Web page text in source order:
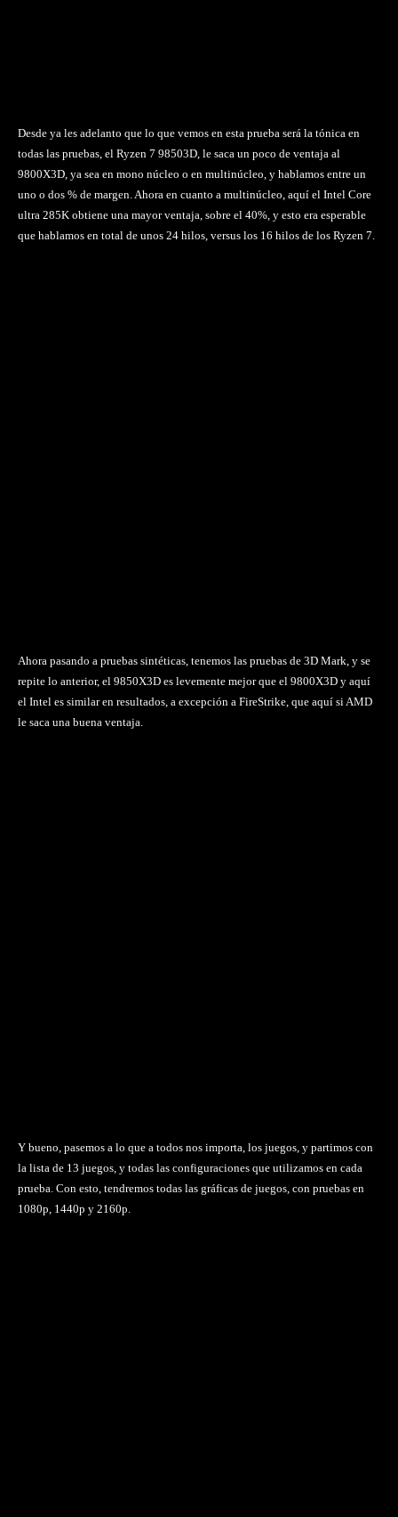
Desde ya les adelanto que lo que vemos en esta prueba será la tónica en
todas las pruebas, el Ryzen 7 98503D, le saca un poco de ventaja al
9800X3D, ya sea en mono núcleo o en multinúcleo, y hablamos entre un
uno o dos % de margen. Ahora en cuanto a multinúcleo, aquí el Intel Core
ultra 285K obtiene una mayor ventaja, sobre el 40%, y esto era esperable
que hablamos en total de unos 24 hilos, versus los 16 hilos de los Ryzen 7.
Ahora pasando a pruebas sintéticas, tenemos las pruebas de 3D Mark, y se
repite lo anterior, el 9850X3D es levemente mejor que el 9800X3D y aquí
el Intel es similar en resultados, a excepción a FireStrike, que aquí si AMD
le saca una buena ventaja.
Y bueno, pasemos a lo que a todos nos importa, los juegos, y partimos con
la lista de 13 juegos, y todas las configuraciones que utilizamos en cada
prueba. Con esto, tendremos todas las gráficas de juegos, con pruebas en
1080p, 1440p y 2160p.